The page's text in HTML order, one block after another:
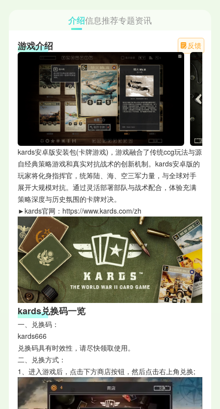
介绍信息推荐专题资讯
反馈
游戏介绍
kards安卓版安装包(卡牌游戏)，游戏融合了传统ccg玩法与源
自经典策略游戏和真实对抗战术的创新机制。kards安卓版的
玩家将化身指挥官，统筹陆、海、空三军力量，与全球对手
展开大规模对抗。通过灵活部署部队与战术配合，体验充满
策略深度与历史氛围的卡牌对决。
►kards官网：https://www.kards.com/zh
kards兑换码一览
一、兑换码：
kards666
兑换码具有时效性，请尽快领取使用。
二、兑换方式：
1、进入游戏后，点击下方商店按钮，然后点击右上角兑换;